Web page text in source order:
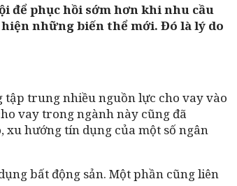
để phục hồi sớm hơn khi nhu cầu
những biến thể mới. Đó là lý do
tập trung nhiều nguồn lực cho vay vào
vay trong ngành này cũng đã
hướng tín dụng của một số ngân
bất động sản. Một phần cũng liên